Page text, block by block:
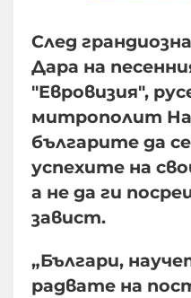
След
Дара на
"Евровизия",
митрополит
българите да
успехите на
а не да ги
завист.
„Българи,
радвате на